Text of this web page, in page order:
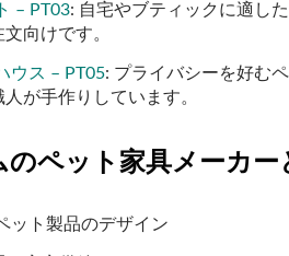
– PT03: 自宅やブティックに適し
向けです。
ウス – PT05: プライバシーを好む
が手作りしています。
ペット家具メーカ
ット製品のデザイン